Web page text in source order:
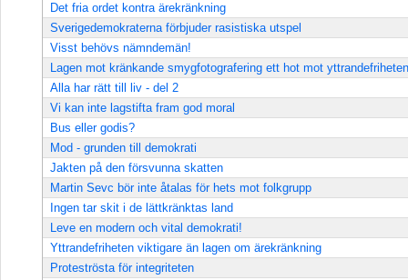
Det fria ordet kontra ärekränkning
Sverigedemokraterna förbjuder rasistiska utspel
Visst behövs nämndemän!
Lagen mot kränkande smygfotografering ett hot mot yttrandefriheten
Alla har rätt till liv - del 2
Vi kan inte lagstifta fram god moral
Bus eller godis?
Mod - grunden till demokrati
Jakten på den försvunna skatten
Martin Sevc bör inte åtalas för hets mot folkgrupp
Ingen tar skit i de lättkränktas land
Leve en modern och vital demokrati!
Yttrandefriheten viktigare än lagen om ärekränkning
Proteströsta för integriteten